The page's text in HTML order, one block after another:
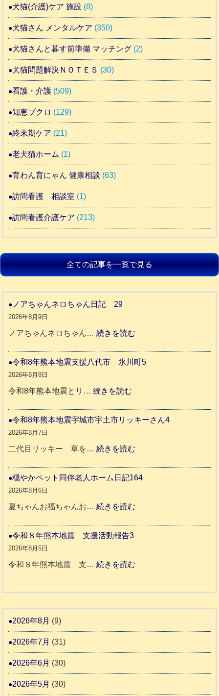
犬猫(介護)ケア 施設 (8)
犬猫さん メンタルケア (350)
犬猫さんと暮す前準備 マッチング (2)
犬猫問題解決ＮＯＴＥＳ (30)
看護・介護 (509)
知恵ブクロ (129)
終末期ケア (21)
老犬猫ホーム (1)
育わん育にゃん 健康相談 (63)
訪問看護 相談室 (1)
訪問看護介護ケア (213)
全ての記事を一覧で見る
ノアちゃんネロちゃん日記 29
2026年8月9日
ノアちゃんネロちゃん…続きを読む
ア
ネ
ん
2
令和8年熊本地震支援八代市 氷川町5
2026年8月8日
令和8年熊本地震とリ…続きを読む
和
年
本
援
市
川
令和8年熊本地震宇城市宇土市リッキーさん4
2026年8月7日
二代目リッキー 草を…続きを読む
和
城
リ
穏やかペット同伴老人ホーム日記164
2026年8月6日
夏ちゃんお福ちゃんお…続きを読む
老
令和８年熊本地震 支援活動報告3
2026年8月5日
令和８年熊本地震 支…続きを読む
和
熊
震
2026年8月 (9)
2026年7月 (31)
2026年6月 (30)
2026年5月 (30)